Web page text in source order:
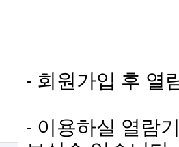
- 회원가입 후 열
- 이용하실 열람